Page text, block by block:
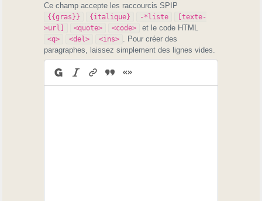
Ce champ accepte les raccourcis SPIP
{{gras}} {italique} -*liste
[texte-
>url]
<quote> <code> et le code HTML
<q> <del> <ins>
. Pour créer des
paragraphes, laissez simplement des lignes vides.